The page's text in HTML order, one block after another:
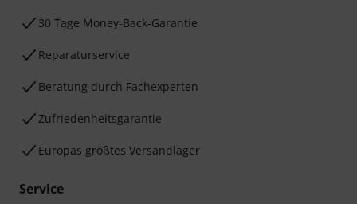
30 Tage Money-Back-Garantie
Reparaturservice
Beratung durch Fachexperten
Zufriedenheitsgarantie
Europas größtes Versandlager
Service